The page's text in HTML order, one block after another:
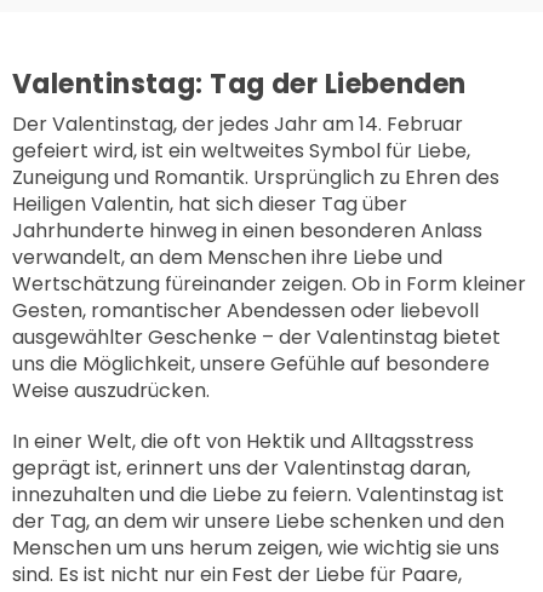
Valentinstag: Tag der Liebenden
Der Valentinstag, der jedes Jahr am 14. Februar
gefeiert wird, ist ein weltweites Symbol für Liebe,
Zuneigung und Romantik. Ursprünglich zu Ehren des
Heiligen Valentin, hat sich dieser Tag über
Jahrhunderte hinweg in einen besonderen Anlass
verwandelt, an dem Menschen ihre Liebe und
Wertschätzung füreinander zeigen. Ob in Form kleiner
Gesten, romantischer Abendessen oder liebevoll
ausgewählter Geschenke – der Valentinstag bietet
uns die Möglichkeit, unsere Gefühle auf besondere
Weise auszudrücken.
In einer Welt, die oft von Hektik und Alltagsstress
geprägt ist, erinnert uns der Valentinstag daran,
innezuhalten und die Liebe zu feiern. Valentinstag ist
der Tag, an dem wir unsere Liebe schenken und den
Menschen um uns herum zeigen, wie wichtig sie uns
sind. Es ist nicht nur einFest der Liebe für Paare,